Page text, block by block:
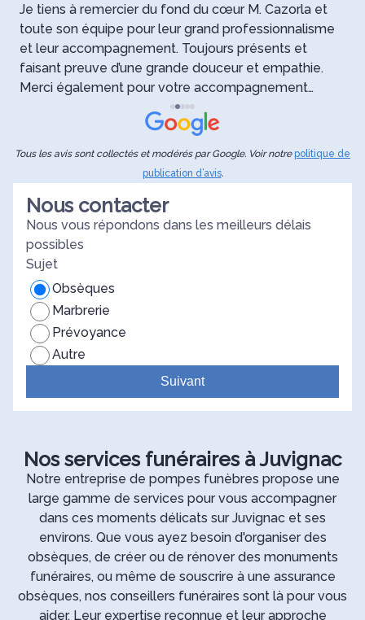
Je tiens à remercier du fond du cœur M. Cazorla et
toute son équipe pour leur grand professionnalisme
et leur accompagnement. Toujours présents et
faisant preuve d’une grande douceur et empathie.
Merci également pour votre accompagnement
psychologique qui m’a été d’un très grand secours
face à cette épreuve. C’est une grande chance de
bénéficier de tels services. Alors, une nouvelle fois,
un grand grand merci à vous 🙏
Tous les avis sont collectés et modérés par Google. Voir notre politique de
publication d’avis.
Nous contacter
Nous vous répondons dans les meilleurs délais
possibles
Sujet
Obsèques
Marbrerie
Prévoyance
Autre
Suivant
Nos services funéraires à Juvignac
Notre entreprise de pompes funèbres propose une
large gamme de services pour vous accompagner
dans ces moments délicats sur Juvignac et ses
environs. Que vous ayez besoin d'organiser des
obsèques, de créer ou de rénover des monuments
funéraires, ou même de souscrire à une assurance
obsèques, nos conseillers funéraires sont là pour vous
aider. Leur expertise reconnue et leur approche